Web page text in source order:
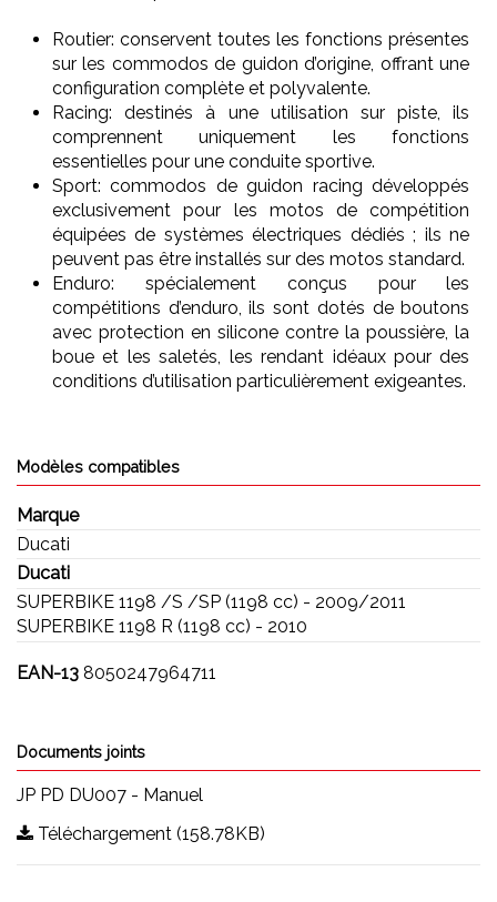
Routier: conservent toutes les fonctions présentes
sur les commodos de guidon d’origine, offrant une
configuration complète et polyvalente.
Racing: destinés à une utilisation sur piste, ils
comprennent uniquement les fonctions
essentielles pour une conduite sportive.
Sport: commodos de guidon racing développés
exclusivement pour les motos de compétition
équipées de systèmes électriques dédiés ; ils ne
peuvent pas être installés sur des motos standard.
Enduro: spécialement conçus pour les
compétitions d’enduro, ils sont dotés de boutons
avec protection en silicone contre la poussière, la
boue et les saletés, les rendant idéaux pour des
conditions d’utilisation particulièrement exigeantes.
Modèles compatibles
Marque
Ducati
Ducati
SUPERBIKE 1198 /S /SP (1198 cc) - 2009/2011
SUPERBIKE 1198 R (1198 cc) - 2010
EAN-13 8050247964711
Documents joints
JP PD DU007 - Manuel
Téléchargement (158.78KB)